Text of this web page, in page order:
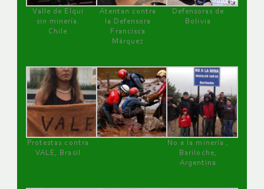
Valle de Elqui
sin minería.
Chile
Atentan contra
la Defensora
Francisca
Márquez
Defensoras de
Bolivia
Protestas contra
VALE, Brasil
No a la minería ,
Bariloche,
Argentina